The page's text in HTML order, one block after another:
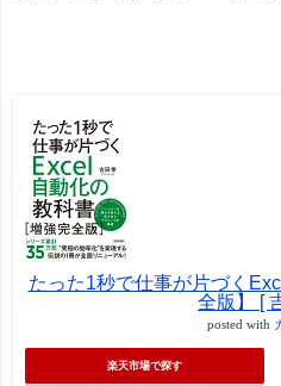
たった1秒で仕事が片づく
全版】 [
posted with
楽天市場で探す